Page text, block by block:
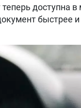
доступна
быстрее